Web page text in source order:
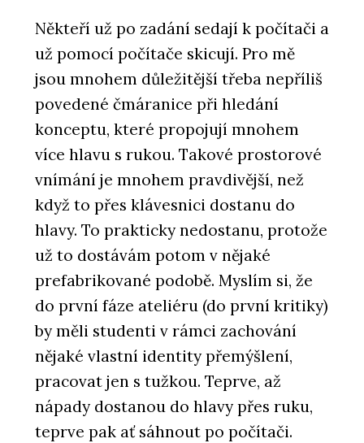
Někteří už po zadání sedají k počítači a
už pomocí počítače skicují. Pro mě
jsou mnohem důležitější třeba nepříliš
povedené čmáranice při hledání
konceptu, které propojují mnohem
více hlavu s rukou. Takové prostorové
vnímání je mnohem pravdivější, než
když to přes klávesnici dostanu do
hlavy. To prakticky nedostanu, protože
už to dostávám potom v nějaké
prefabrikované podobě. Myslím si, že
do první fáze ateliéru (do první kritiky)
by měli studenti v rámci zachování
nějaké vlastní identity přemýšlení,
pracovat jen s tužkou. Teprve, až
nápady dostanou do hlavy přes ruku,
teprve pak ať sáhnout po počítači.